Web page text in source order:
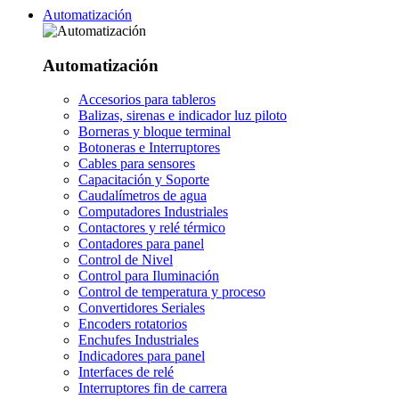
Automatización
Automatización
Accesorios para tableros
Balizas, sirenas e indicador luz piloto
Borneras y bloque terminal
Botoneras e Interruptores
Cables para sensores
Capacitación y Soporte
Caudalímetros de agua
Computadores Industriales
Contactores y relé térmico
Contadores para panel
Control de Nivel
Control para Iluminación
Control de temperatura y proceso
Convertidores Seriales
Encoders rotatorios
Enchufes Industriales
Indicadores para panel
Interfaces de relé
Interruptores fin de carrera